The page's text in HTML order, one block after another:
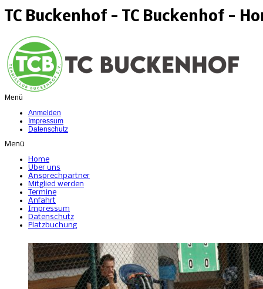
TC Buckenhof - TC Buckenhof -
Menü
Anmelden
Impressum
Datenschutz
Menü
Home
Über uns
Ansprechpartner
Mitglied werden
Termine
Anfahrt
Impressum
Datenschutz
Platzbuchung